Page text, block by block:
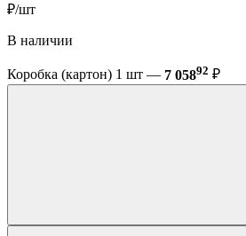
₽/шт
В наличии
Коробка (картон) 1 шт — 7 05892 ₽